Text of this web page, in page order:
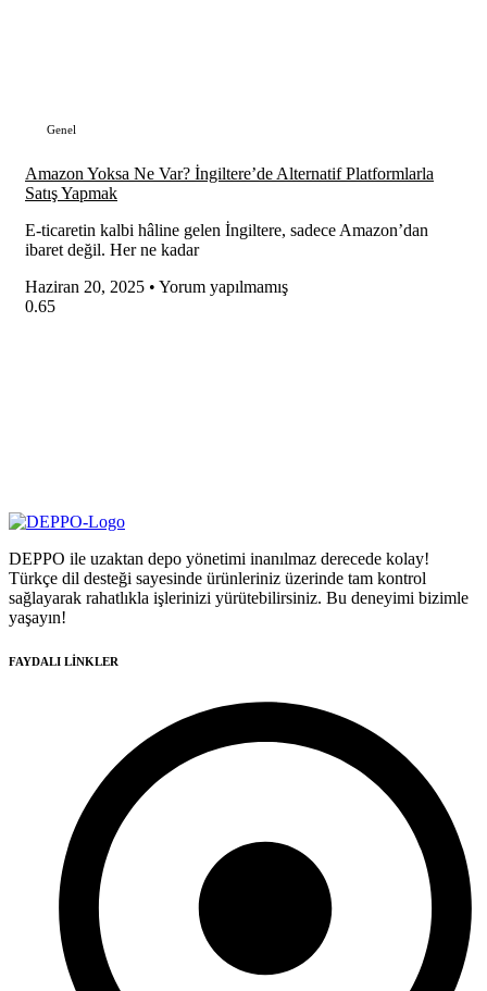
Genel
Amazon Yoksa Ne Var? İngiltere’de Alternatif Platformlarla
Satış Yapmak
E-ticaretin kalbi hâline gelen İngiltere, sadece Amazon’dan
ibaret değil. Her ne kadar
Haziran 20, 2025
Yorum yapılmamış
DEPPO ile uzaktan depo yönetimi inanılmaz derecede kolay!
Türkçe dil desteği sayesinde ürünleriniz üzerinde tam kontrol
sağlayarak rahatlıkla işlerinizi yürütebilirsiniz. Bu deneyimi bizimle
yaşayın!
FAYDALI LİNKLER